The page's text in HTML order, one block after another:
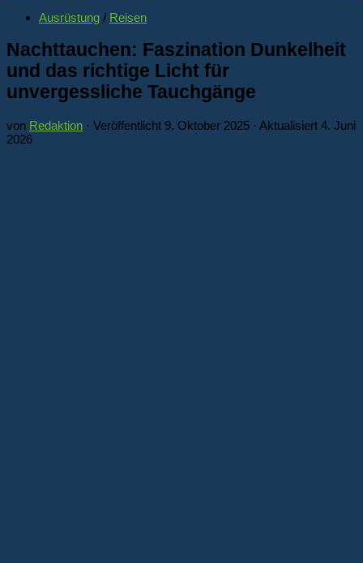
Ausrüstung / Reisen
Nachttauchen: Faszination Dunkelheit
und das richtige Licht für
unvergessliche Tauchgänge
von Redaktion · Veröffentlicht 9. Oktober 2025 · Aktualisiert 4. Juni
2026